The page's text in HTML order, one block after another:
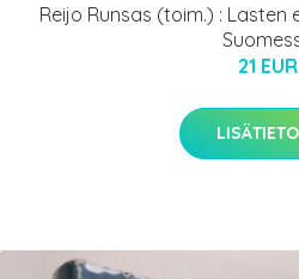
Reijo Runsas (toim.) :
21 EUR